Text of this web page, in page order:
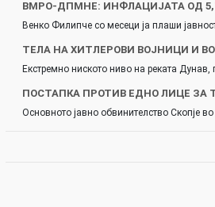
ВМРО-ДПМНЕ: ИНФЛАЦИЈАТА ОД
Венко Филипче со месеци ја плаши
ТЕЛА НА ХИТЛЕРОВИ ВОЈНИЦИ И
Екстремно ниското ниво на реката
ПОСТАПКА ПРОТИВ ЕДНО ЛИЦЕ ЗА
Основното јавно обвинителство Скопје